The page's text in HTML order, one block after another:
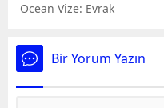
Ocean Vize: Evrak
YanınızdaBir Yorum Yazın